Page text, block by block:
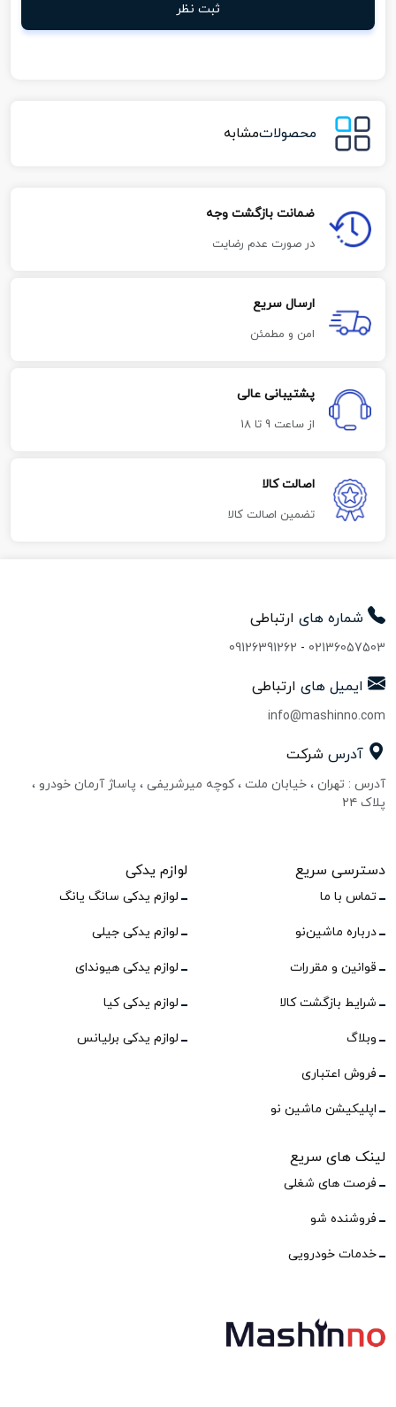
ثبت نظر
محصولاتمشابه
ضمانت بازگشت وجه
در صورت عدم رضایت
ارسال سریع
امن و مطمئن
پشتیبانی عالی
از ساعت 9 تا 18
اصالت کالا
تضمین اصالت کالا
شماره های ارتباطی
02136057503
-
09126391262
ایمیل های ارتباطی
info@mashinno.com
آدرس شرکت
آدرس : تهران ، خیابان ملت ، کوچه میرشریفی ، پاساژ آرمان خودرو ،
پلاک ۲۴
دسترسی سریع
تماس با ما
درباره ماشین‌نو
قوانین و مقررات
شرایط بازگشت کالا
وبلاگ
فروش اعتباری
اپلیکیشن ماشین نو
لوازم یدکی
لوازم یدکی سانگ یانگ
لوازم یدکی جیلی
لوازم یدکی هیوندای
لوازم یدکی کیا
لوازم یدکی برلیانس
لینک های سریع
فرصت های شغلی
فروشنده شو
خدمات خودرویی